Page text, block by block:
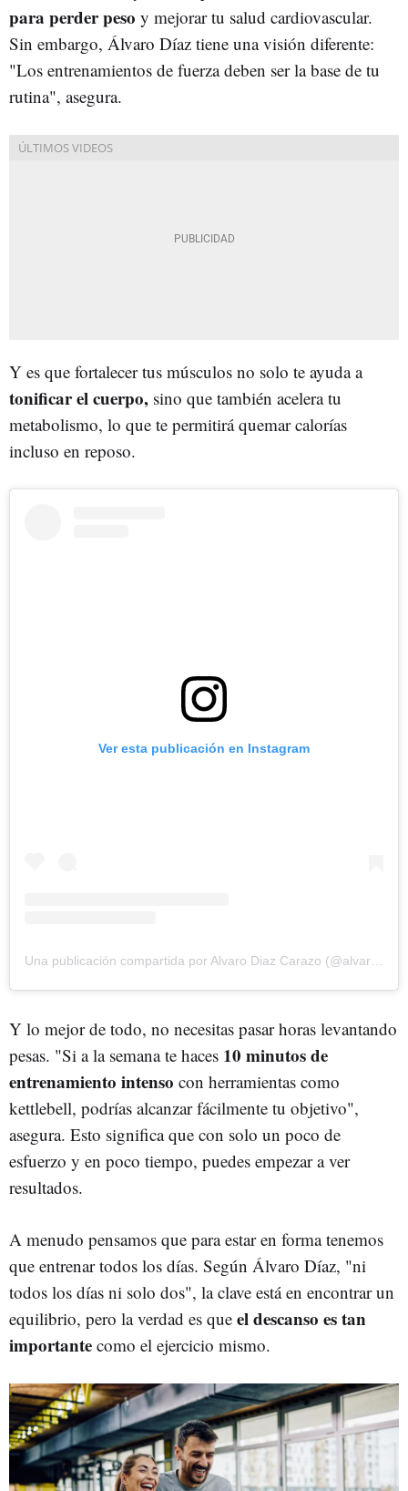
para perder peso y mejorar tu salud cardiovascular.
Sin embargo, Álvaro Díaz tiene una visión diferente:
"Los entrenamientos de fuerza deben ser la base de tu
rutina", asegura.
Y es que fortalecer tus músculos no solo te ayuda a
tonificar el cuerpo, sino que también acelera tu
metabolismo, lo que te permitirá quemar calorías
incluso en reposo.
Ver esta publicación en Instagram
Una publicación compartida por Alvaro Diaz Carazo (@alvarodiazcarazo)
Y lo mejor de todo, no necesitas pasar horas levantando
pesas. "Si a la semana te haces 10 minutos de
entrenamiento intenso con herramientas como
kettlebell, podrías alcanzar fácilmente tu objetivo",
asegura. Esto significa que con solo un poco de
esfuerzo y en poco tiempo, puedes empezar a ver
resultados.
A menudo pensamos que para estar en forma tenemos
que entrenar todos los días. Según Álvaro Díaz, "ni
todos los días ni solo dos", la clave está en encontrar un
equilibrio, pero la verdad es que el descanso es tan
importante como el ejercicio mismo.